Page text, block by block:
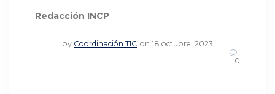
Redacción INCP
by Coordinación TIC on 18 octubre, 2023
0